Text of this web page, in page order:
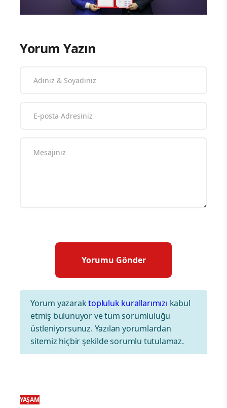
Yorum Yazın
Yorum yazaraktopluluk kurallarımızı kabul
etmiş bulunuyor ve tüm sorumluluğu
üstleniyorsunuz. Yazılan yorumlardan
sitemiz hiçbir şekilde sorumlu tutulamaz.
YAŞAM